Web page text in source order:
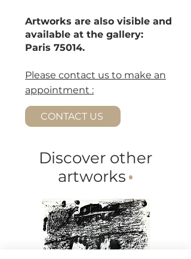
Artworks are also visible and
available at the gallery:
Paris 75014.
Please contact us to make an
appointment :
CONTACT US
Discover other
artworks·